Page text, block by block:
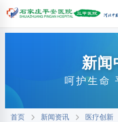
新闻
呵护生命
首页 新闻资讯 医疗创新